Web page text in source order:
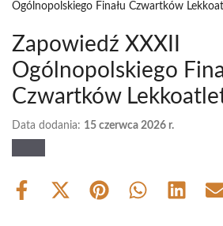
Ogólnopolskiego Finału Czwartków
Zapowiedź XXXII
Ogólnopolskiego
Czwartków
Data dodania: 15 czerwca 2026 r.
Share
Share Share Share Share